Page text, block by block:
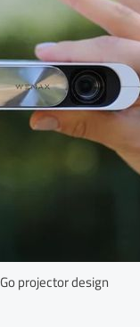
projector design